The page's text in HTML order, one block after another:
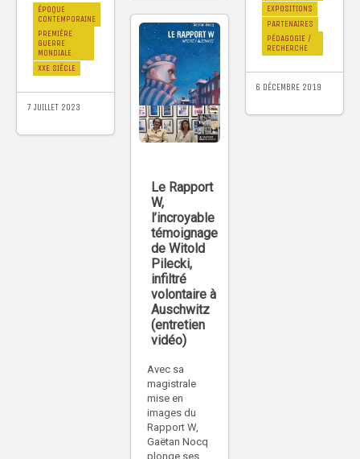
ÉPOQUE
CONTEMPORAINE
PREMIÈRE
GUERRE
MONDIALE
XXE SIÈCLE
7 JUILLET 2023
EXPOSITIONS
PARTENAIRES
PÉDAGOGIE /
RECHERCHE
6 DÉCEMBRE 2019
Le Rapport
W,
l’incroyable
témoignage
de Witold
Pilecki,
infiltré
volontaire à
Auschwitz
(entretien
vidéo)
Avec sa
magistrale
mise en
images du
Rapport W,
Gaëtan Nocq
plonge ses